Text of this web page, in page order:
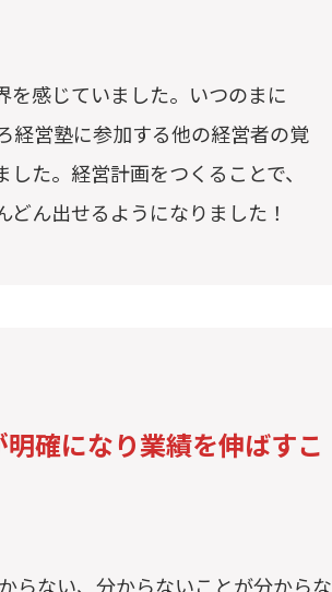
を感じていました。いつのまに
経営塾に参加する他の経営者の覚
た。経営計画をつくることで、
ん出せるようになりました！
確になり業績を伸ばすこ
らない、分からないことが分からな